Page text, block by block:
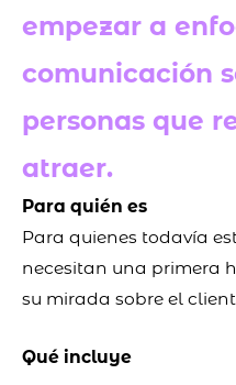
empezar a
comunicación
personas que
atraer.
Para quién es
Para quienes todavía
necesitan una primera
su mirada sobre el
Qué incluye